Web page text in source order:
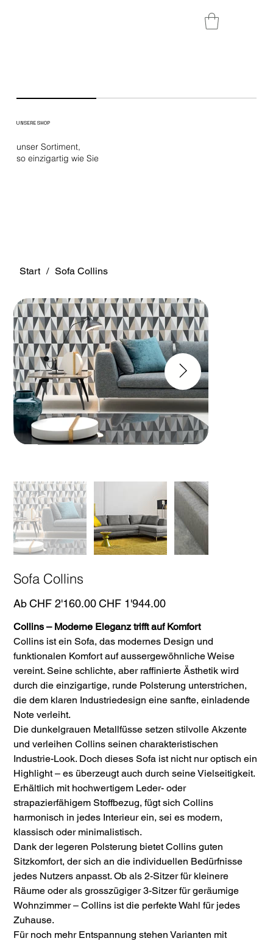
UNSERE SHOP
unser Sortiment,
so einzigartig wie Sie
Start / Sofa Collins
Sofa Collins
Ab
Ursprünglicher
Preis
CHF 2'160.00 Angebotspreis
CHF 1'944.00
Collins – Moderne Eleganz trifft auf Komfort
Collins ist ein Sofa, das modernes Design und
funktionalen Komfort auf aussergewöhnliche Weise
vereint. Seine schlichte, aber raffinierte Ästhetik wird
durch die einzigartige, runde Polsterung unterstrichen,
die dem klaren Industriedesign eine sanfte, einladende
Note verleiht.
Die dunkelgrauen Metallfüsse setzen stilvolle Akzente
und verleihen Collins seinen charakteristischen
Industrie-Look. Doch dieses Sofa ist nicht nur optisch ein
Highlight – es überzeugt auch durch seine Vielseitigkeit.
Erhältlich mit hochwertigem Leder- oder
strapazierfähigem Stoffbezug, fügt sich Collins
harmonisch in jedes Interieur ein, sei es modern,
klassisch oder minimalistisch.
Dank der legeren Polsterung bietet Collins guten
Sitzkomfort, der sich an die individuellen Bedürfnisse
jedes Nutzers anpasst. Ob als 2-Sitzer für kleinere
Räume oder als grosszügiger 3-Sitzer für geräumige
Wohnzimmer – Collins ist die perfekte Wahl für jedes
Zuhause.
Für noch mehr Entspannung stehen Varianten mit